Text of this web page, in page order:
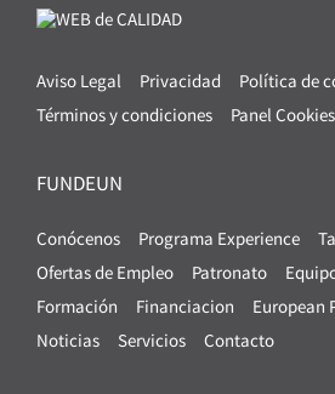
Aviso Legal Privacidad
Política de
Términos y condiciones
Panel Cookies
FUNDEUN
Conócenos Programa Experience
Ofertas de Empleo
Patronato
Formación
Financiacion European
Noticias
Servicios Contacto